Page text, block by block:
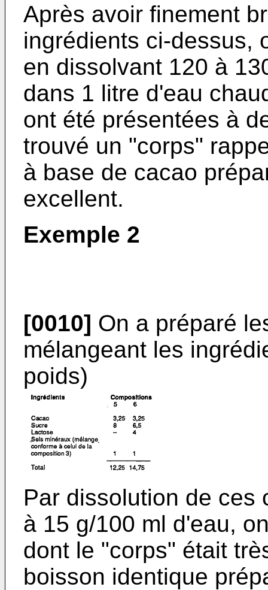
Après avoir finement
ingrédients ci-dessus,
en dissolvant 120 à
dans 1 litre d'eau
ont été présentées à
trouvé un "corps"
à base de cacao
excellent.
Exemple 2
[0010] On a préparé
mélangeant les
poids)
Par dissolution de ces
à 15 g/100 ml d'eau,
dont le "corps" était
boisson identique